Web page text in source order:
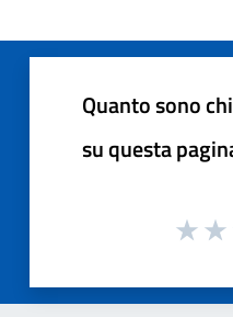
Quanto sono
su questa